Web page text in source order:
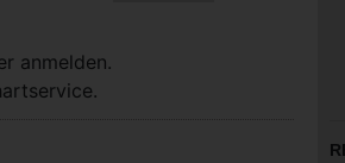
anmelden.